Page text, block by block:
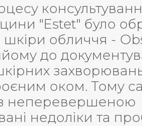
досвіду не
аналізом ви
речі, які
апгрейд
який не
час, робить
Однозначно